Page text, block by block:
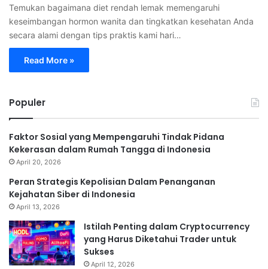
Temukan bagaimana diet rendah lemak memengaruhi
keseimbangan hormon wanita dan tingkatkan kesehatan Anda
secara alami dengan tips praktis kami hari…
Read More »
Populer
Faktor Sosial yang Mempengaruhi Tindak Pidana
Kekerasan dalam Rumah Tangga di Indonesia
April 20, 2026
Peran Strategis Kepolisian Dalam Penanganan
Kejahatan Siber di Indonesia
April 13, 2026
Istilah Penting dalam Cryptocurrency
yang Harus Diketahui Trader untuk
Sukses
April 12, 2026